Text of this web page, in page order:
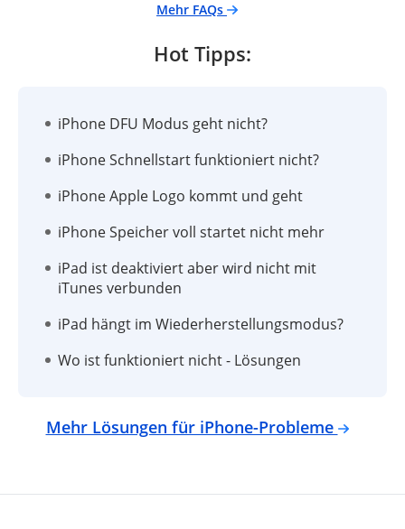
Mehr FAQs
Hot Tipps:
iPhone DFU Modus geht nicht?
iPhone Schnellstart funktioniert nicht?
iPhone Apple Logo kommt und geht
iPhone Speicher voll startet nicht mehr
iPad ist deaktiviert aber wird nicht mit
iTunes verbunden
iPad hängt im Wiederherstellungsmodus?
Wo ist funktioniert nicht - Lösungen
Mehr Lösungen für iPhone-Probleme